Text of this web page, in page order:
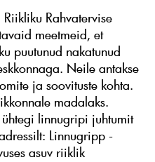
Rahvatervise
meetmeid, et
puutunud nakatunud
Neile antakse
ja soovituste kohta.
madalaks.
linnugripi juhtumit
Linnugripp -
asuv riiklik